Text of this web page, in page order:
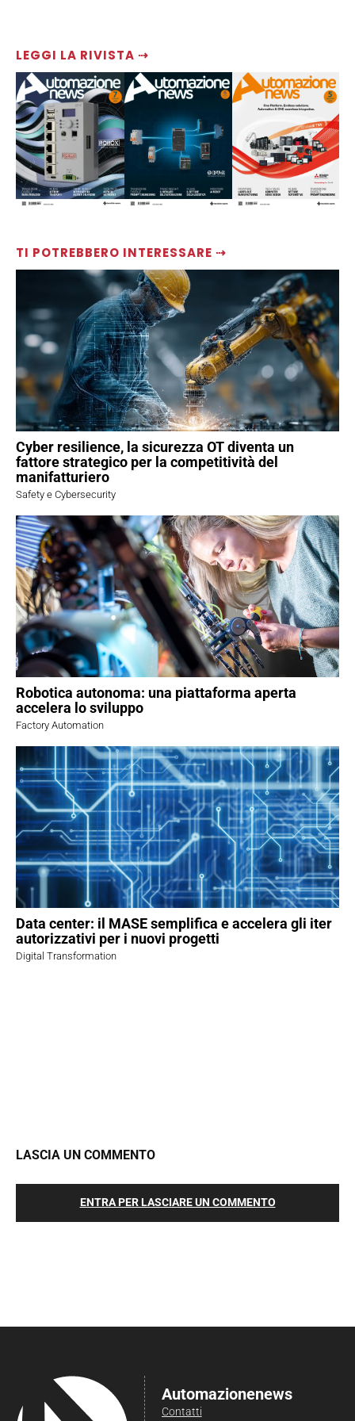
LEGGI LA RIVISTA ⇢
TI POTREBBERO INTERESSARE ⇢
Cyber resilience, la sicurezza OT diventa un
fattore strategico per la competitività del
manifatturiero
Safety e Cybersecurity
Robotica autonoma: una piattaforma aperta
accelera lo sviluppo
Factory Automation
Data center: il MASE semplifica e accelera gli iter
autorizzativi per i nuovi progetti
Digital Transformation
LASCIA UN COMMENTO
ENTRA PER LASCIARE UN COMMENTO
Automazionenews
Contatti